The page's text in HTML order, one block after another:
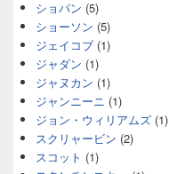
ショパン (5)
ショーソン (5)
ジェイコブ (1)
ジャダン (1)
ジャヌカン (1)
ジャンニーニ (1)
ジョン・ウィリアムズ (1)
スクリャービン (2)
スコット (1)